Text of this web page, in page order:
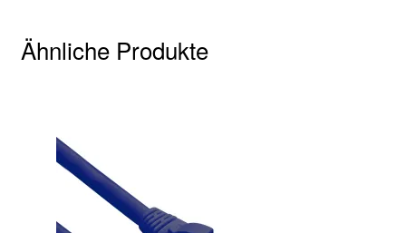
Ähnliche Produkte